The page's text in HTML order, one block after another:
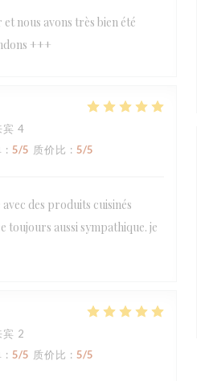
nous avons très bien été
+++
4
: 5/5 质价比 : 5/5
des produits cuisinés
toujours aussi sympathique. je
2
: 5/5 质价比 : 5/5